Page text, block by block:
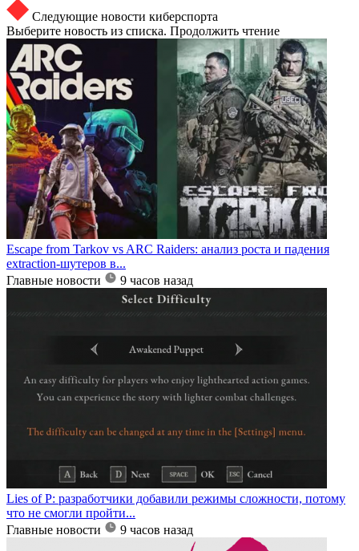
Следующие новости киберспорта
Выберите новость из списка. Продолжить чтение
Escape from Tarkov vs ARC Raiders: анализ роста и падения
extraction-шутеров в...
Главные новости
9 часов назад
Lies of P: разработчики добавили режимы сложности, потому
что не смогли пройти...
Главные новости
9 часов назад